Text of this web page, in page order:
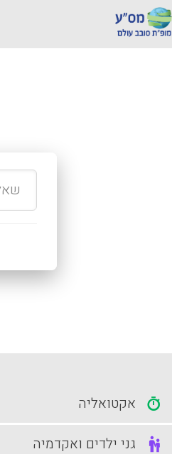
אקטואליה
גני ילדים ואקדמיה